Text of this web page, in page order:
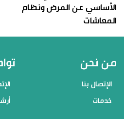
الأساسي عن المرض ونظام
المعاشات
من نحن
الإتصال بنا
خدمات